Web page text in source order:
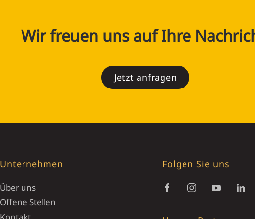
Wir freuen uns auf Ihre
Jetzt anfragen
Unternehmen
Über uns
Offene Stellen
Kontakt
Folgen Sie uns